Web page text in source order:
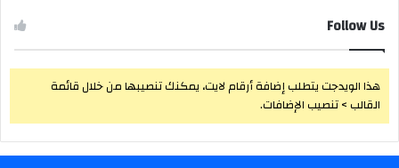
Follow Us
هذا الويدجت يتطلب إضافة أرقام لايت، يمكنك تنصيبها من خلال قائمة
القالب > تنصيب الإضافات.